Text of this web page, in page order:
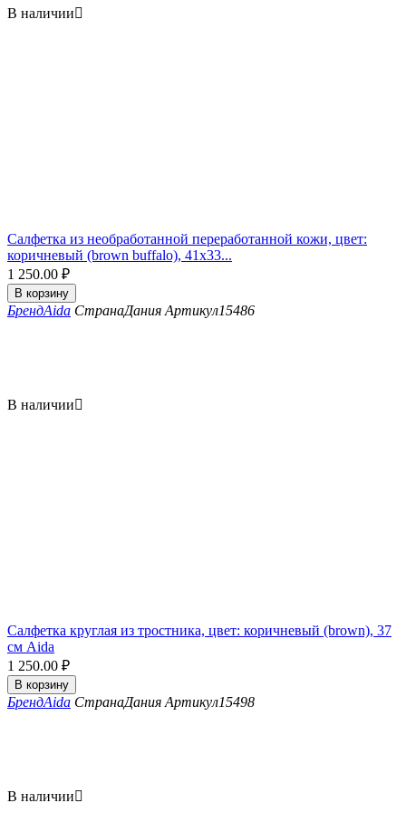
В наличии
Салфетка из необработанной переработанной кожи, цвет:
коричневый (brown buffalo), 41x33...
1 250.00 ₽
В корзину
БрендAida СтранаДания Артикул15486
В наличии
Салфетка круглая из тростника, цвет: коричневый (brown), 37
см Aida
1 250.00 ₽
В корзину
БрендAida СтранаДания Артикул15498
В наличии